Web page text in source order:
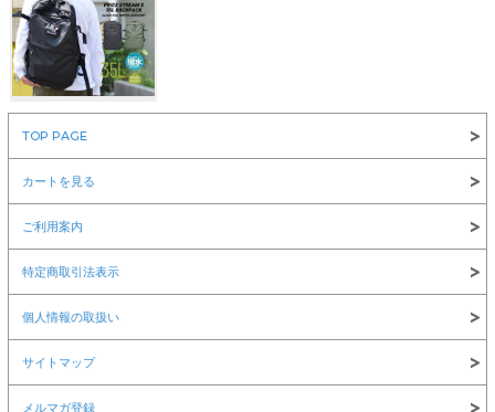
NEW ERA(ニューエラ)
TOP PAGE
カートを見る
ご利用案内
特定商取引法表示
個人情報の取扱い
サイトマップ
メルマガ登録